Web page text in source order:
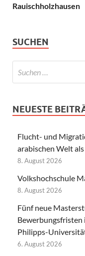
Rauischholzhausen
SUCHEN
NEUESTE
Flucht- und
arabischen Welt
8. August 2026
Volkshochschule
8. August 2026
Fünf neue
Bewerbungsfristen
Philipps-
6. August 2026